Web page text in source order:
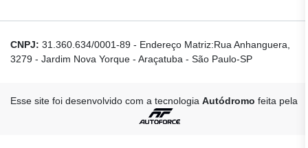
CNPJ: 31.360.634/0001-89 - Endereço Matriz:Rua Anhanguera,
3279 - Jardim Nova Yorque - Araçatuba - São Paulo-SP
Esse site foi desenvolvido com a tecnologia Autódromo feita pela